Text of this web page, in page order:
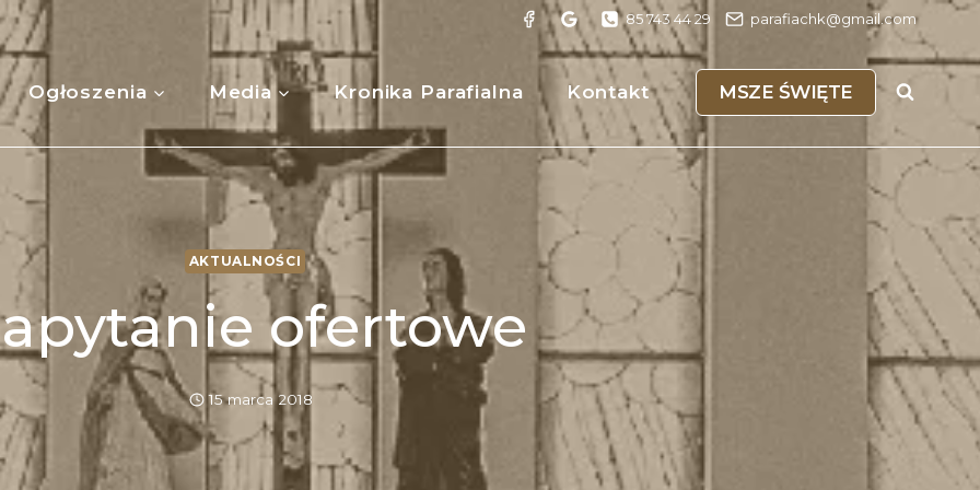
85 743 44 29 parafiachk@gmail.com
Ogłoszenia Media Kronika Parafialna Kontakt MSZE ŚWIĘTE
AKTUALNOŚCI
ofertowe
15 marca 2018